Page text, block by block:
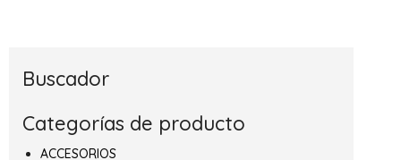
Buscador
Categorías de producto
ACCESORIOS